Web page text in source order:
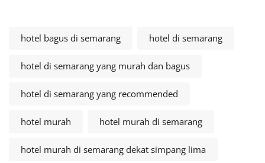
hotel bagus di semarang hotel di semarang
hotel di semarang yang murah dan bagus
hotel di semarang yang recommended
hotel murah hotel murah di semarang
hotel murah di semarang dekat simpang lima